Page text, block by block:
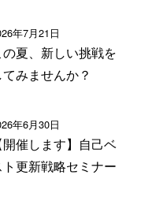
年7月21日
の夏、新しい挑戦を
てみませんか？
年6月30日
開催します】自己ベ
ト更新戦略セミナー